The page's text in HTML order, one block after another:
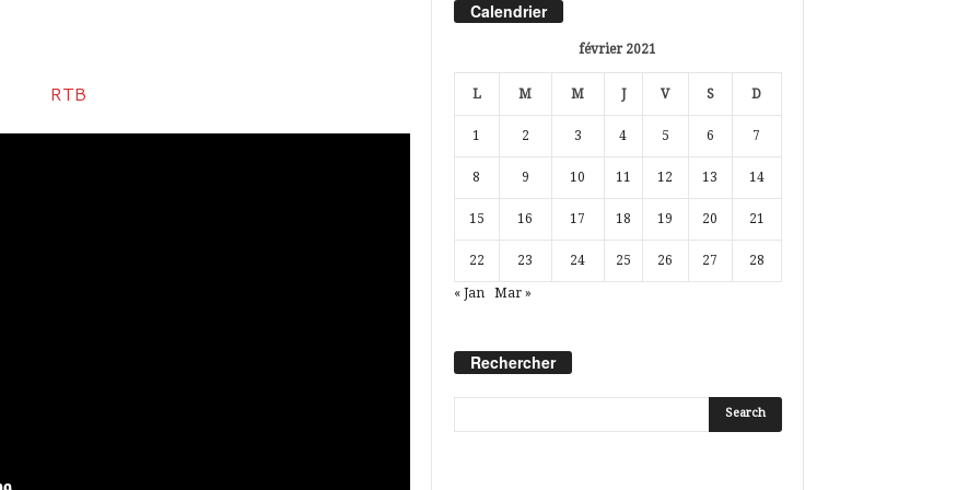
Calendrier
février 2021
L M M J V S D
1 2 3 4 5 6 7
8 9 10 11 12 13 14
15 16 17 18 19 20 21
22 23 24 25 26 27 28
« Jan Mar »
Rechercher